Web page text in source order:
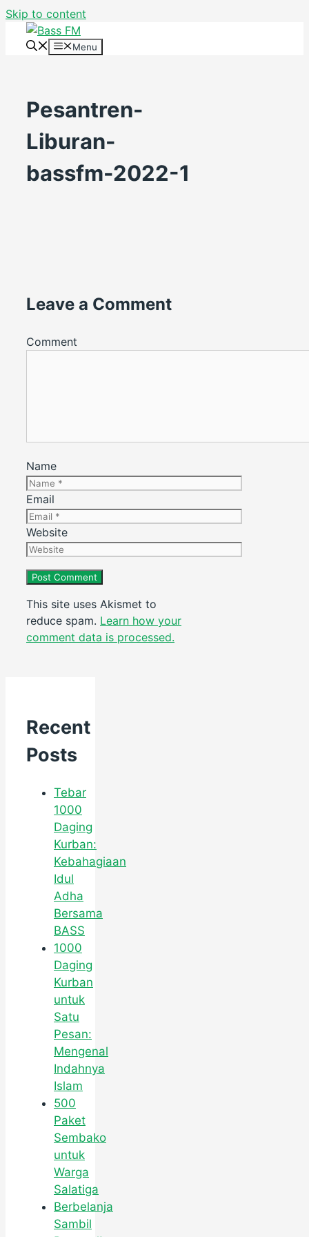
Skip to content
Menu
Pesantren-
Liburan-
bassfm-2022-1
Leave a Comment
Comment
Name
Email
Website
This site uses Akismet to
reduce spam. Learn how your
comment data is processed.
Recent
Posts
Tebar
1000
Daging
Kurban:
Kebahagiaan
Idul
Adha
Bersama
BASS
1000
Daging
Kurban
untuk
Satu
Pesan:
Mengenal
Indahnya
Islam
500
Paket
Sembako
untuk
Warga
Salatiga
Berbelanja
Sambil